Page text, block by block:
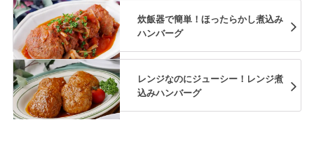
炊飯器で簡単！ほったらかし煮込み
ハンバーグ
レンジなのにジューシー！レンジ煮
込みハンバーグ